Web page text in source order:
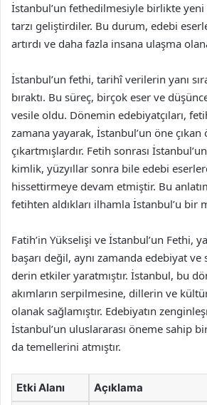
İstanbul’un fethedilmesiyle birlikte yeni
tarzı geliştirdiler. Bu durum, edebi
artırdı ve daha fazla insana ulaşma
İstanbul’un fethi, tarihî verilerin yanı
bıraktı. Bu süreç, birçok eser ve
vesile oldu. Dönemin edebiyatçıları,
zamana yayarak, İstanbul’un öne
çıkartmışlardır. Fetih sonrası
kimlik, yüzyıllar sonra bile edebi
hissettirmeye devam etmiştir. Bu
fetihten aldıkları ilhamla İstanbul’u bir
Fatih’in Yükselişi ve İstanbul’un Fethi,
başarı değil, aynı zamanda edebiyat ve
derin etkiler yaratmıştır. İstanbul, bu
akımların serpilmesine, dillerin ve
olanak sağlamıştır. Edebiyatın
İstanbul’un uluslararası öneme sahip
da temellerini atmıştır.
Etki Alanı Açıklama